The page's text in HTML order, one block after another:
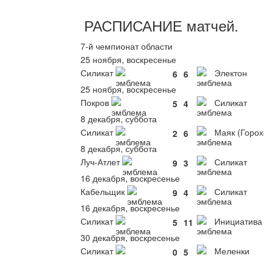
РАСПИСАНИЕ матчей.
7-й чемпионат области
25 ноября, воскресенье
Силикат
6 6 Электон
25 ноября, воскресенье
Покров
5 4 Силикат
8 декабря, суббота
Силикат
2 6 Маяк
8 декабря, суббота
Луч-Атлет
9 3 Силикат
16 декабря, воскресенье
Кабельщик
9 4 Силикат
16 декабря, воскресенье
Силикат
5 11 Инициатива
30 декабря, воскресенье
Силикат
0 5 Меленки